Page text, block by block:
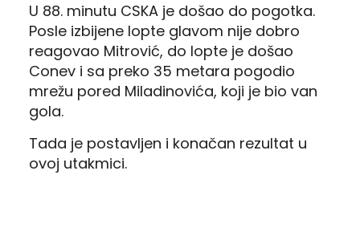
U 88. minutu CSKA je došao do pogotka.
Posle izbijene lopte glavom nije dobro
reagovao Mitrović, do lopte je došao
Conev i sa preko 35 metara pogodio
mrežu pored Miladinovića, koji je bio van
gola.
Tada je postavljen i konačan rezultat u
ovoj utakmici.